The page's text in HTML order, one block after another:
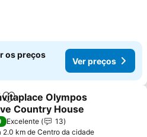
os preços
Ver preços
Adicionar aos favoritos
Olympos
Country House
preços
Excelente
13
2.0 km de Centro da cidade